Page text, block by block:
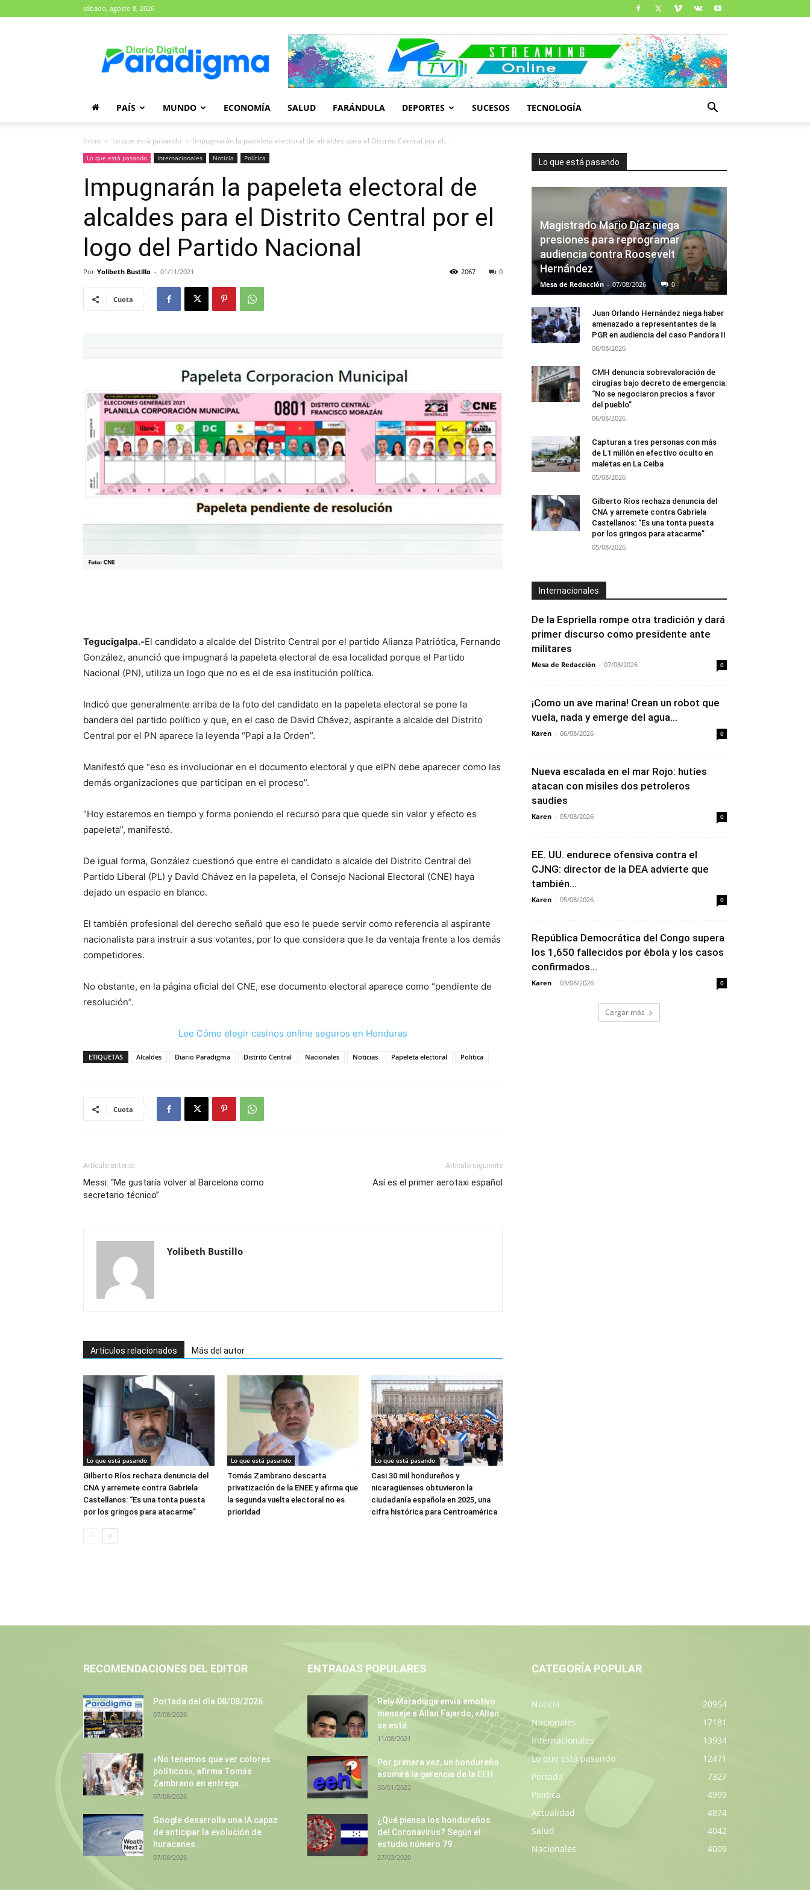
sábado, agosto 8, 2026
Paradigma
PAÍS MUNDO ECONOMÍA SALUD FARÁNDULA DEPORTES SUCESOS TECNOLOGÍA
Inicio Lo que está pasando Impugnarán la papeleta electoral de alcaldes para el Distrito Central por el...
Lo que está pasando Internacionales Noticia Política
Impugnarán la papeleta electoral de
alcaldes para el Distrito Central por el
logo del Partido Nacional
Por Yolibeth Bustillo - 01/11/2021 0
2067
Cuota
Tegucigalpa.-El candidato a alcalde del Distrito Central por el partido Alianza Patriótica, Fernando
González, anunció que impugnará la papeleta electoral de esa localidad porque el Partido
Nacional (PN), utiliza un logo que no es el de esa institución política.
Indicó que generalmente arriba de la foto del candidato en la papeleta electoral se pone la
bandera del partido político y que, en el caso de David Chávez, aspirante a alcalde del Distrito
Central por el PN aparece la leyenda “Papi a la Orden”.
Manifestó que “eso es involucionar en el documento electoral y que elPN debe aparecer como las
demás organizaciones que participan en el proceso”.
“Hoy estaremos en tiempo y forma poniendo el recurso para que quede sin valor y efecto es
papeleta”, manifestó.
De igual forma, González cuestionó que entre el candidato a alcalde del Distrito Central del
Partido Liberal (PL) y David Chávez en la papeleta, el Consejo Nacional Electoral (CNE) haya
dejado un espacio en blanco.
El también profesional del derecho señaló que eso le puede servir como referencia al aspirante
nacionalista para instruir a sus votantes, por lo que considera que le da ventaja frente a los demás
competidores.
No obstante, en la página oficial del CNE, ese documento electoral aparece como “pendiente de
resolución”.
Lee Cómo elegir casinos online seguros en Honduras
ETIQUETAS Alcaldes Diario Paradigma Distrito Central Nacionales Noticias Papeleta electoral Politica
Cuota
Artículo anterior
Messi: “Me gustaría volver al Barcelona como
secretario técnico”
Artículo siguiente
Así es el primer aerotaxi español
Yolibeth Bustillo
Artículos relacionados Más del autor
Lo que está pasando
Gilberto Ríos rechaza denuncia del
CNA y arremete contra Gabriela
Castellanos: “Es una tonta puesta
por los gringos para atacarme”
Lo que está pasando
Tomás Zambrano descarta
privatización de la ENEE y afirma que
la segunda vuelta electoral no es
prioridad
Lo que está pasando
Casi 30 mil hondureños y
nicaragüenses obtuvieron la
ciudadanía española en 2025, una
cifra histórica para Centroamérica
Lo que está pasando
Magistrado Mario Díaz niega
presiones para reprogramar
audiencia contra Roosevelt
Hernández
Mesa de Redacción - 07/08/2026 0
Juan Orlando Hernández niega haber
amenazado a representantes de la
PGR en audiencia del caso Pandora II
06/08/2026
CMH denuncia sobrevaloración de
cirugías bajo decreto de emergencia:
“No se negociaron precios a favor
del pueblo”
06/08/2026
Capturan a tres personas con más
de L1 millón en efectivo oculto en
maletas en La Ceiba
05/08/2026
Gilberto Ríos rechaza denuncia del
CNA y arremete contra Gabriela
Castellanos: “Es una tonta puesta
por los gringos para atacarme”
05/08/2026
Internacionales
De la Espriella rompe otra tradición y dará
primer discurso como presidente ante
militares
Mesa de Redacción - 07/08/2026 0
¡Como un ave marina! Crean un robot que
vuela, nada y emerge del agua...
Karen - 06/08/2026 0
Nueva escalada en el mar Rojo: hutíes
atacan con misiles dos petroleros
saudíes
Karen - 05/08/2026 0
EE. UU. endurece ofensiva contra el
CJNG: director de la DEA advierte que
también...
Karen - 05/08/2026 0
República Democrática del Congo supera
los 1,650 fallecidos por ébola y los casos
confirmados...
Karen - 03/08/2026 0
Cargar más
RECOMENDACIONES DEL EDITOR
Portada del día 08/08/2026
07/08/2026
«No tenemos que ver colores
políticos», afirma Tomás
Zambrano en entrega...
07/08/2026
Google desarrolla una IA capaz
de anticipar la evolución de
huracanes...
07/08/2026
ENTRADAS POPULARES
Rely Maradiaga envía emotivo
mensaje a Allan Fajardo, «Allan
se está...
11/08/2021
Por primera vez, un hondureño
asumirá la gerencia de la EEH
30/01/2022
¿Qué piensa los hondureños
del Coronavirus? Según el
estudio número 79...
27/03/2020
CATEGORÍA POPULAR
Noticia
20954
Nacionales
17181
Internacionales
13934
Lo que está pasando
12471
Portada
7327
Política
4999
Actualidad
4874
Salud
4042
Nacionales
4009